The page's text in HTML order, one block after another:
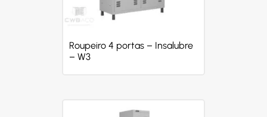
Roupeiro 4 portas – Insalubre
– W3